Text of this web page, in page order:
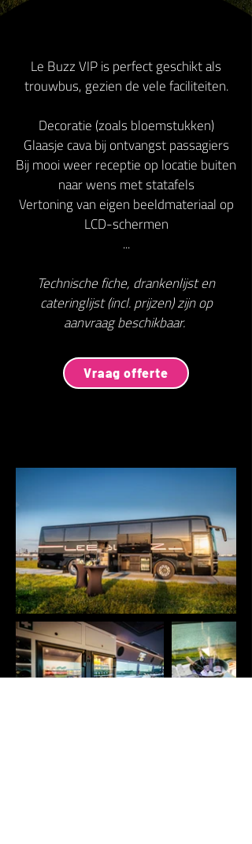
Le Buzz VIP is perfect geschikt als
trouwbus, gezien de vele faciliteiten.
Decoratie (zoals bloemstukken)
Glaasje cava bij ontvangst passagiers
Bij mooi weer receptie op locatie buiten
naar wens met statafels
Vertoning van eigen beeldmateriaal op
LCD-schermen
...
Technische fiche, drankenlijst en
cateringlijst (incl. prijzen) zijn op
aanvraag beschikbaar.
Vraag offerte